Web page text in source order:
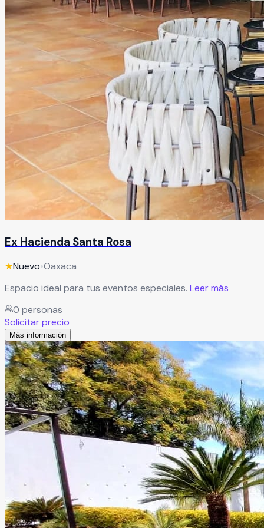
Ex Hacienda Santa Rosa
★Nuevo•Oaxaca
Espacio ideal para tus eventos especiales. Leer más
0 personas
Solicitar precio
Más información